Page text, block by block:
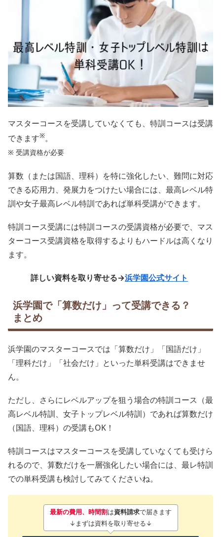
マスターコースを受講していなくても、特訓コースは受講
できます※。
※ 受講資格が必要
算数（または国語、理科）を特に強化したい、難問に対応
できる応用力、発展力をつけたい場合には、最高レベル特
訓や女子最高レベル特訓であれば単科受講ができます。
特訓コース受講には特訓コースの受講資格が必要で、マス
ターコース受講資格を取得するよりもハードルは高くなり
ます。
詳しい資料を取り寄せる→浜学園公式サイト
浜学園で「算数だけ」って受講できる？
まとめ
浜学園のマスターコースでは「算数だけ」「国語だけ」
「理科だけ」「社会だけ」といった単科受講はできませ
ん。
ただし、さらにレベルアップを狙う場合の特訓コース（最
高レベル特訓、女子トップレベル特訓）であれば算数だけ
（国語、理科）の受講もOK！
特訓コースはマスターコースを受講していなくても受けら
れるので、算数だけを一層強化したい場合には、最レ特訓
での単科受講も検討してみてくださいね。
最新の費用、時間割は資料請求で届きます
↓まずは資料を取り寄せる↓